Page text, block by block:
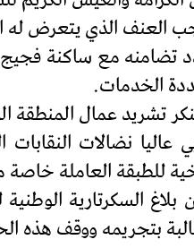
العنف الذي يتعرض له
تضامنه مع ساكنة فجيج
الخدمات.
تشريد عمال المنطقة
عاليا نضالات
للطبقة العاملة
بلاغ السكرتارية
بتجريمه ووقف هذه الحرب